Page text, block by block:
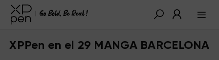
XPPen en el 29 MANGA BARCELONA